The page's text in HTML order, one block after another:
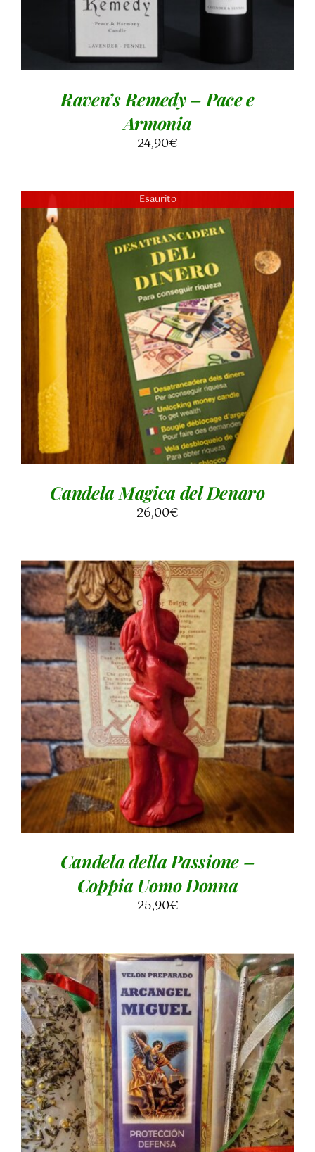
Raven’s Remedy – Pace e
Armonia
24,90€
Esaurito
DETTAGLI
Candela Magica del Denaro
26,00€
AGGIUNGI AL CARRELLO / DETTAGLI
Candela della Passione –
Coppia Uomo Donna
25,90€
AGGIUNGI AL CARRELLO / DETTAGLI